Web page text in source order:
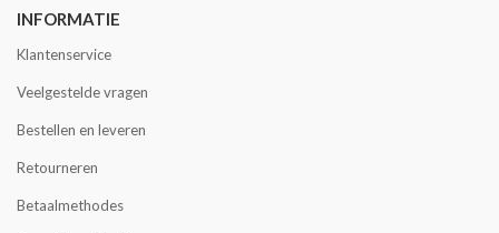
INFORMATIE
Klantenservice
Veelgestelde vragen
Bestellen en leveren
Retourneren
Betaalmethodes